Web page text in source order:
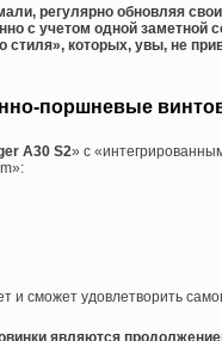
регулярно обновляя
с учетом одной заметной
стиля», которых, увы, не
поршневые
A30 S2» с
и сможет удовлетворить
являются